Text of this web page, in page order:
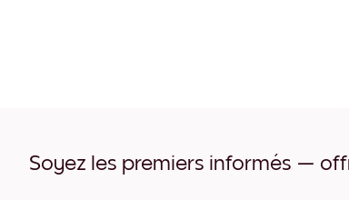
Soyez les premiers informés —